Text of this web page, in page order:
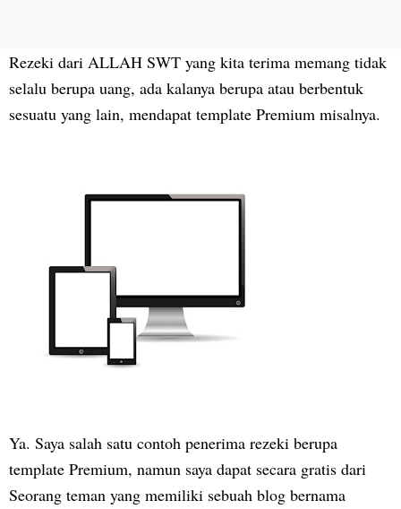
Rezeki dari ALLAH SWT yang kita terima memang tidak
selalu berupa uang, ada kalanya berupa atau berbentuk
sesuatu yang lain, mendapat template Premium misalnya.
Ya. Saya salah satu contoh penerima rezeki berupa
template Premium, namun saya dapat secara gratis dari
Seorang teman yang memiliki sebuah blog bernama